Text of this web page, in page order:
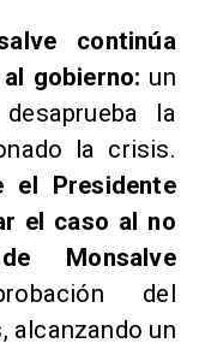
continúa
gobierno: un
la
la crisis.
el Presidente
el caso al no
Monsalve
del
alcanzando un